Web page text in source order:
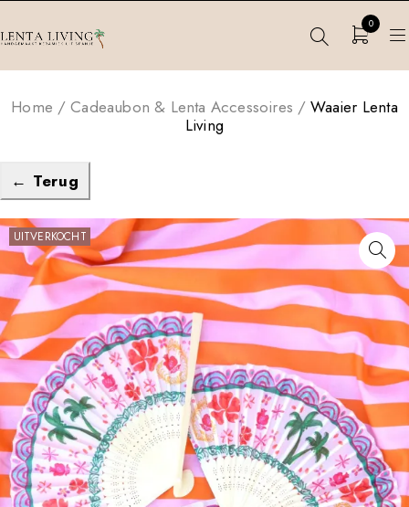
0
Home / Cadeaubon & Lenta Accessoires / Waaier Lenta
Living
← Terug
UITVERKOCHT